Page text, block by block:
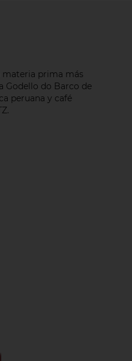
materia prima más
Godello do Barco de
peruana y café